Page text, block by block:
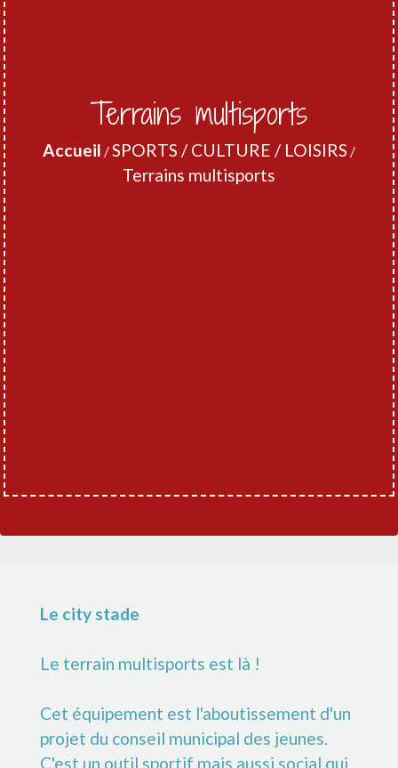
Terrains multisports
Accueil /SPORTS / CULTURE / LOISIRS /
Terrains multisports
Le city stade
Le terrain multisports est là !
Cet équipement est l'aboutissement d'un
projet du conseil municipal des jeunes.
C'est un outil sportif mais aussi social qui